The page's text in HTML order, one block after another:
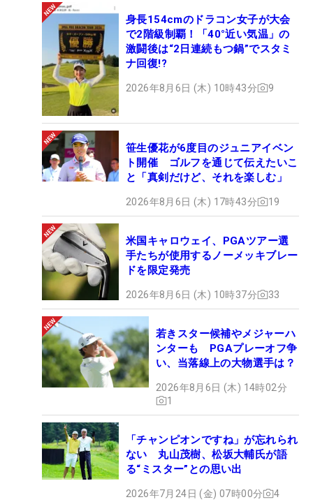
身長154cmのドラコン女子が大会
で2階級制覇！「40°近い気温」の
激闘後は“2日連続もつ鍋”でスタミ
ナ回復!?
2026年8月6日 (木) 10時43分 9
笹生優花が6度目のジュニアイベン
ト開催 ゴルフを通じて伝えたいこ
と「真剣だけど、それを楽しむ」
2026年8月6日 (木) 17時43分 19
米国キャロウェイ、PGAツアー選
手たちが使用するノーメッキブレー
ドを限定発売
2026年8月6日 (木) 10時37分 33
若きスター候補やメジャーハ
ンターも PGAプレーオフ争
い、当落線上の大物選手は？
2026年8月6日 (木) 14時02分
1
「チャンピオンですね」が忘れられ
ない 丸山茂樹、松坂大輔氏が語
る“ミスター”との思い出
2026年7月24日 (金) 07時00分 4